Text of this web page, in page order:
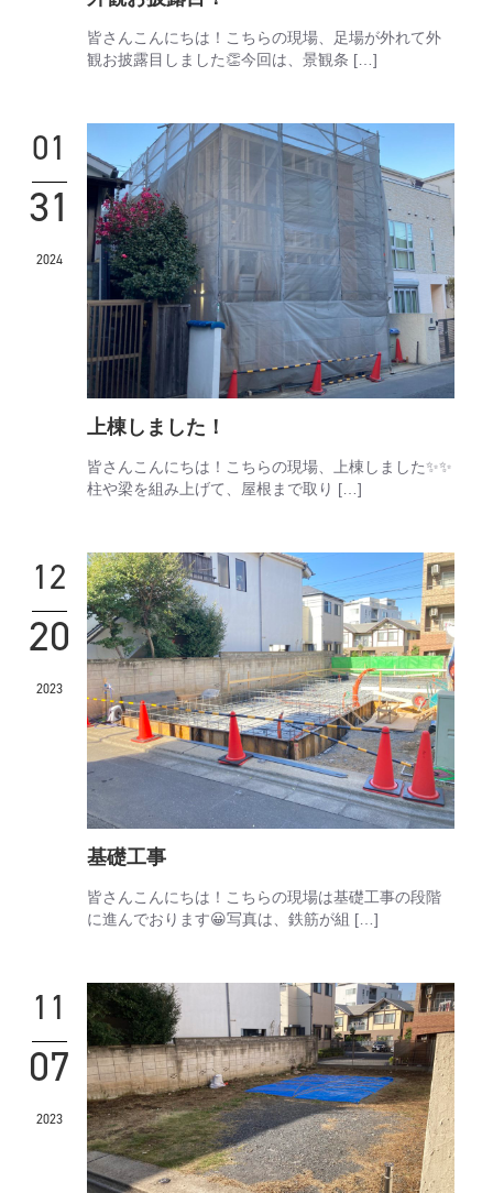
皆さんこんにちは！こちらの現場、足場が外れて外
観お披露目しました👏今回は、景観条 […]
01
31
2024
上棟しました！
皆さんこんにちは！こちらの現場、上棟しました✨✨
柱や梁を組み上げて、屋根まで取り […]
12
20
2023
基礎工事
皆さんこんにちは！こちらの現場は基礎工事の段階
に進んでおります😀写真は、鉄筋が組 […]
11
07
2023